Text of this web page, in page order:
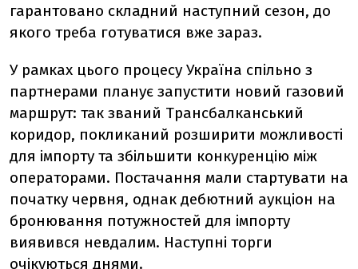
гарантовано складний наступний сезон, до
якого треба готуватися вже зараз.
У рамках цього процесу Україна спільно з
партнерами планує запустити новий газовий
маршрут: так званий Трансбалканський
коридор, покликаний розширити можливості
для імпорту та збільшити конкуренцію між
операторами. Постачання мали стартувати на
початку червня, однак дебютний аукціон на
бронювання потужностей для імпорту
виявився невдалим. Наступні торги
очікуються днями.